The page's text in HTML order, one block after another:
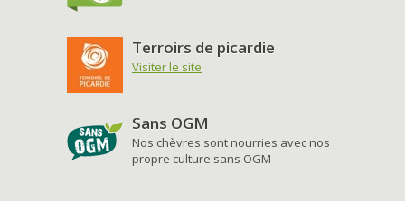
Terroirs de picardie
Visiter le site
Sans OGM
Nos chèvres sont nourries avec nos
propre culture sans OGM